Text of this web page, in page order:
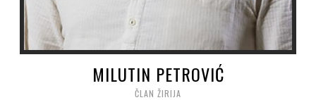
MILUTIN PETROVIĆ
ČLAN ŽIRIJA